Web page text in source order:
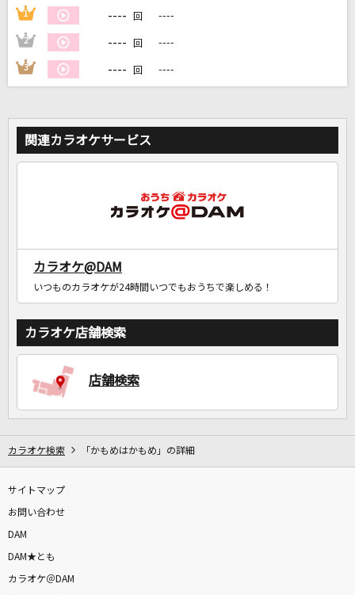
カラオケをもっと楽しもう！
1 ---- 回 ----
2 ---- 回 ----
3 ---- 回 ----
関連カラオケサービス
カラオケ@DAM
いつものカラオケが24時間いつでもおうちで楽しめる！
カラオケ店舗検索
店舗検索
カラオケ検索 「かもめはかもめ」の詳細
サイトマップ
お問い合わせ
DAM
DAM★とも
カラオケ＠DAM